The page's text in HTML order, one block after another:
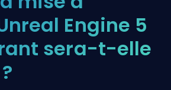
Engine 5
sera-t-elle